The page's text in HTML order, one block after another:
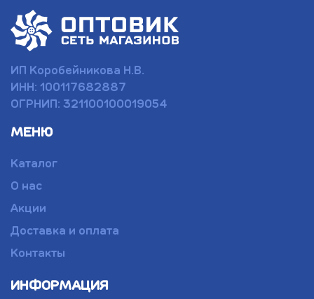
ИП Коробейникова Н.В.
ИНН: 100117682887
ОГРНИП: 321100100019054
МЕНЮ
Каталог
О нас
Акции
Доставка и оплата
Контакты
ИНФОРМАЦИЯ